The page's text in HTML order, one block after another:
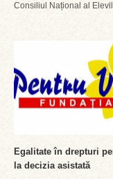
Consiliul Național al
Egalitate în drepturi
la decizia asistată